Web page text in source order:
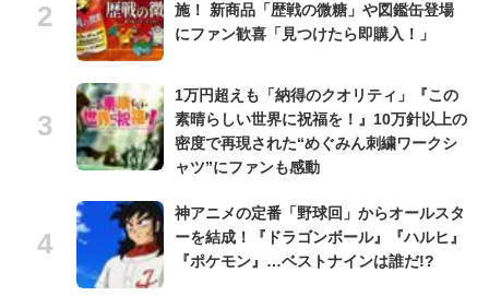
施！ 新商品「歴戦の微糖」や図鑑缶登場
にファン歓喜「見つけたら即購入！」
1万円超えも「納得のクオリティ」『この
素晴らしい世界に祝福を！』10万針以上の
密度で再現された“めぐみん刺繍ワークシ
ャツ”にファンも感動
神アニメの定番「野球回」からオールスタ
ーを結成！『ドラゴンボール』『ハルヒ』
『ポケモン』…ベストナインは誰だ!?